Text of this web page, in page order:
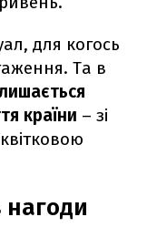
для когось
Та в
країни – зі
нагоди